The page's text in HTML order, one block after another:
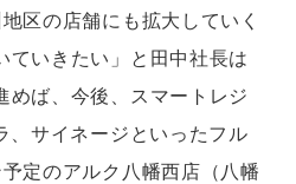
区の店舗にも拡大していく
ていきたい」と田中社長は
めば、今後、スマートレジ
、サイネージといったフル
定のアルク八幡西店（八幡